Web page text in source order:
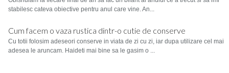
stabilesc cateva obiective pentru anul care vine. An...
Cum facem o vaza rustica dintr-o cutie de conserve
Cu totii folosim adeseori conserve in viata de zi cu zi, iar dupa utilizare cel mai
adesea le aruncam. Haideti mai bine sa le gasim o ...